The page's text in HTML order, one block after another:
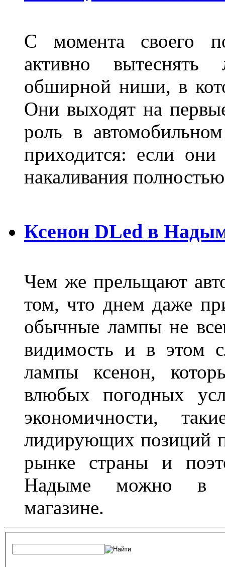
С момента своего
активно
обширной ниши, в
Они выходят на
роль в
приходится: если
накаливания
Ксенон DLed в
Чем же прельщают
том, что днем даже
обычные лампы не
видимость и в этом
лампы ксенон,
влюбых погодных
экономичности,
лидирующих позиций
рынке страны и
Надыме можно в
магазине.